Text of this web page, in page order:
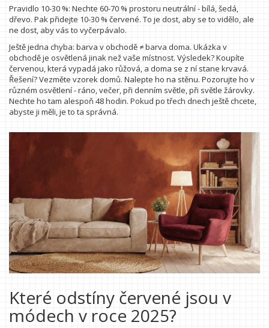
Pravidlo 10-30 %: Nechte 60-70 % prostoru neutrální - bílá, šedá,
dřevo. Pak přidejte 10-30 % červené. To je dost, aby se to vidělo, ale
ne dost, aby vás to vyčerpávalo.
Ještě jedna chyba: barva v obchodě ≠ barva doma. Ukázka v
obchodě je osvětlená jinak než vaše místnost. Výsledek? Koupíte
červenou, která vypadá jako růžová, a doma se z ní stane krvavá.
Řešení? Vezměte vzorek domů. Nalepte ho na stěnu. Pozorujte ho v
různém osvětlení - ráno, večer, při denním světle, při světle žárovky.
Nechte ho tam alespoň 48 hodin. Pokud po třech dnech ještě chcete,
abyste ji měli, je to ta správná.
Které odstíny červené jsou v
módech v roce 2025?